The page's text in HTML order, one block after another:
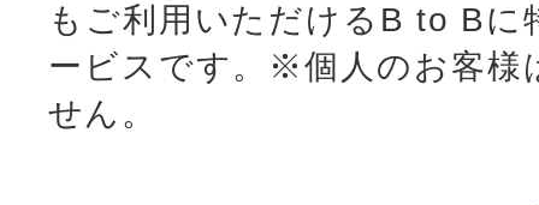
もご利用いただけるB to Bに
ービスです。
※個人のお客様
せん。